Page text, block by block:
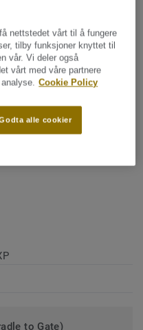
og border produseres
føre til nyanseforskjeller
og oppfyller
skal alltid utføres av en
og kunde på forhånd
to Gate)
nettstedet vårt til å fungere
tilby funksjoner knyttet til
vår. Vi deler også
vårt med våre partnere
Cookie Policy
alle cookier